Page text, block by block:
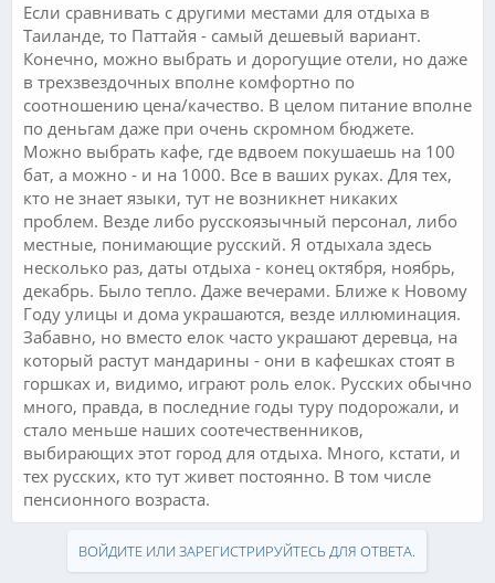
Если сравнивать с другими местами для отдыха в
Таиланде, то Паттайя - самый дешевый вариант.
Конечно, можно выбрать и дорогущие отели, но даже
в трехзвездочных вполне комфортно по
соотношению цена/качество. В целом питание вполне
по деньгам даже при очень скромном бюджете.
Можно выбрать кафе, где вдвоем покушаешь на 100
бат, а можно - и на 1000. Все в ваших руках. Для тех,
кто не знает языки, тут не возникнет никаких
проблем. Везде либо русскоязычный персонал, либо
местные, понимающие русский. Я отдыхала здесь
несколько раз, даты отдыха - конец октября, ноябрь,
декабрь. Было тепло. Даже вечерами. Ближе к Новому
Году улицы и дома украшаются, везде иллюминация.
Забавно, но вместо елок часто украшают деревца, на
который растут мандарины - они в кафешках стоят в
горшках и, видимо, играют роль елок. Русских обычно
много, правда, в последние годы туру подорожали, и
стало меньше наших соотечественников,
выбирающих этот город для отдыха. Много, кстати, и
тех русских, кто тут живет постоянно. В том числе
пенсионного возраста.
ВОЙДИТЕ ИЛИ ЗАРЕГИСТРИРУЙТЕСЬ ДЛЯ ОТВЕТА.